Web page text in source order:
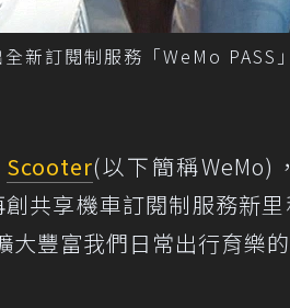
新訂閱制服務「WeMo PASS
Scooter(以下簡稱WeMo)
共享機車訂閱制服務新
大豐富我們日常出行育樂